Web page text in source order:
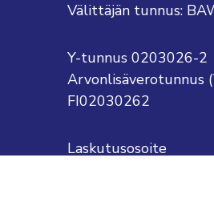
Välittäjän tunnus:
Y-tunnus 0203026-2
Arvonlisäverotunnus
FI02030262
Laskutusosoite